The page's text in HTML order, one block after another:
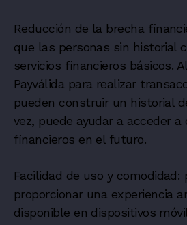
Reducción de la brecha
que las personas sin historial
servicios financieros básicos.
Payválida para realizar
pueden construir un historial
vez, puede ayudar a acceder a
financieros en el futuro.
Facilidad de uso y comodidad:
proporcionar una experiencia
disponible en dispositivos